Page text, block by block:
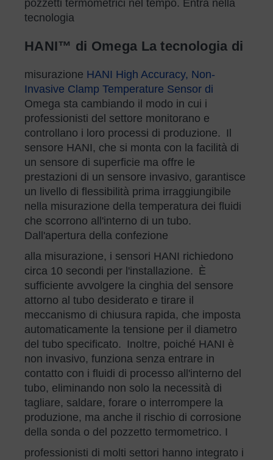
pozzetti termometrici nel tempo. Entra nella
tecnologia
HANI™ di Omega La tecnologia di
misurazione HANI High Accuracy, Non-
Invasive Clamp Temperature Sensor di
Omega sta cambiando il modo in cui i
professionisti del settore monitorano e
controllano i loro processi di produzione. Il
sensore HANI, che si monta con la facilità di
un sensore di superficie ma offre le
prestazioni di un sensore invasivo, garantisce
un livello di flessibilità prima irraggiungibile
nella misurazione della temperatura dei fluidi
che scorrono all'interno di un tubo.
Dall'apertura della confezione
alla misurazione, i sensori HANI richiedono
circa 10 secondi per l'installazione. È
sufficiente avvolgere la cinghia del sensore
attorno al tubo desiderato e tirare il
meccanismo di chiusura rapida, che imposta
automaticamente la tensione per il diametro
del tubo specificato. Inoltre, poiché HANI è
non invasivo, funziona senza entrare in
contatto con i fluidi di processo all'interno del
tubo, eliminando non solo la necessità di
tagliare, saldare, forare o interrompere la
produzione, ma anche il rischio di corrosione
della sonda o del pozzetto termometrico. I
professionisti di molti settori hanno integrato i